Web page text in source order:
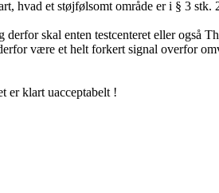
hvad et støjfølsomt område er i § 3 stk.
skal enten testcenteret eller også
være et helt forkert signal overfor
er klart uacceptabelt !